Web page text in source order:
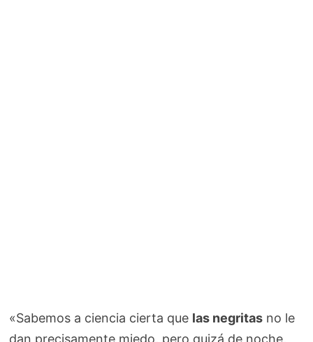
«Sabemos a ciencia cierta que las negritas no le
dan precisamente miedo, pero quizá de noche,